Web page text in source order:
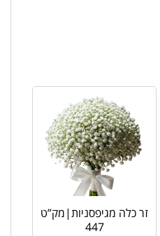
זר כלה מגיפסניות|מק”ט
447